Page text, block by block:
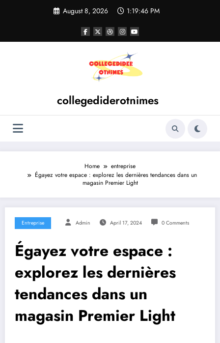
August 8, 2026 1:19:46 PM
collegediderotnimes
Home
entreprise
Égayez votre espace : explorez les dernières tendances dans un
magasin Premier Light
Entreprise Admin April 17, 2024 0 Comments
Égayez votre espace :
explorez les dernières
tendances dans un
magasin Premier Light